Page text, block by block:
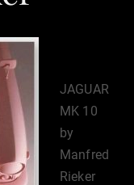
JAGUAR
MK 10
by
Manfred
Rieker